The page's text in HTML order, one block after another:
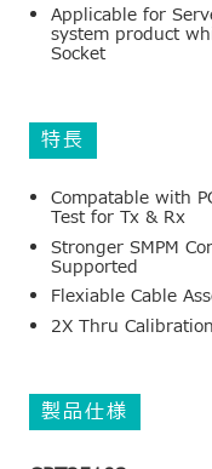
Applicable for
system product
Socket
特長
Compatable with
Test for Tx & Rx
Stronger SMPM
Supported
Flexiable Cable
2X Thru
製品仕様